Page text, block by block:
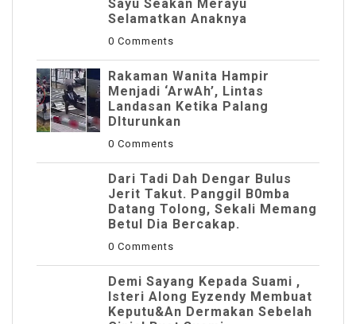
Sayu Seakan Merayu
Selamatkan Anaknya
0 Comments
Rakaman Wanita Hampir
Menjadi ‘ArwAh’, Lintas
Landasan Ketika Palang
DIturunkan
0 Comments
Dari Tadi Dah Dengar Bulus
Jerit Takut. Panggil B0mba
Datang Tolong, Sekali Memang
Betul Dia Bercakap.
0 Comments
Demi Sayang Kepada Suami ,
Isteri Along Eyzendy Membuat
Keputu&an Dermakan Sebelah